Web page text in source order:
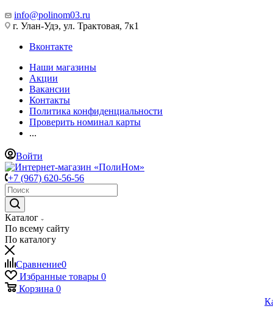
info@polinom03.ru
г. Улан-Удэ, ул. Трактовая, 7к1
Вконтакте
Наши магазины
Акции
Вакансии
Контакты
Политика конфиденциальности
Проверить номинал карты
...
Войти
+7 (967) 620-56-56
Каталог
По всему сайту
По каталогу
Сравнение0
Избранные товары 0
Корзина 0